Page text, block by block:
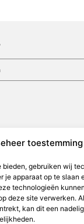
toestemming
bieden, gebruiken wij
je apparaat op te slaan
technologieën
deze site verwerken.
kan dit een
Partners Website
de sleutel tot een
jouw weg naar